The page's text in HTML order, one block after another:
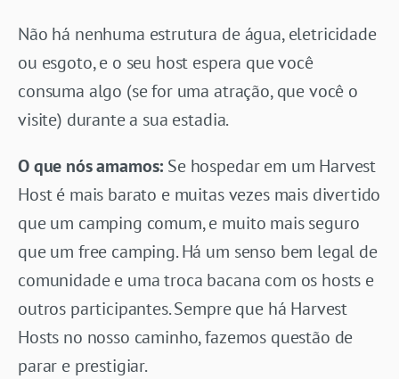
Não há nenhuma estrutura de água, eletricidade
ou esgoto, e o seu host espera que você
consuma algo (se for uma atração, que você o
visite) durante a sua estadia.
O que nós amamos: Se hospedar em um Harvest
Host é mais barato e muitas vezes mais divertido
que um camping comum, e muito mais seguro
que um free camping. Há um senso bem legal de
comunidade e uma troca bacana com os hosts e
outros participantes. Sempre que há Harvest
Hosts no nosso caminho, fazemos questão de
parar e prestigiar.